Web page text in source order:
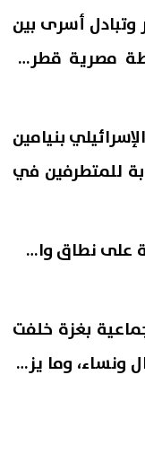
وتبادل أسرى بين
سريانه في 19 يناير 2025، بوساطة مصرية قطرية
بنيامين
للمتطرفين في
عنيفة على نطاق واسع
منذ 7 أكتوبر 2023، إبادة جماعية بغزة خلفت
ونساء، وما يزيد